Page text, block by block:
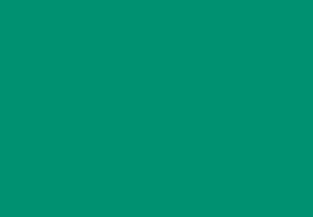
bzw. dieser zur